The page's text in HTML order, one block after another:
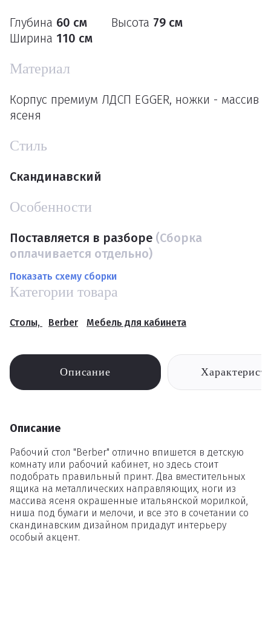
Глубина 60 см Высота 79 см
Ширина 110 см
Материал
Корпус премиум ЛДСП EGGER, ножки - массив
ясеня
Стиль
Скандинавский
Особенности
Поставляется в разборе (Сборка
оплачивается отдельно)
Показать схему сборки
Категории товара
Столы, Berber Мебель для кабинета
Описание
Описание
Рабочий стол "Berber" отлично впишется в детскую
комнату или рабочий кабинет, но здесь стоит
подобрать правильный принт. Два вместительных
ящика на металлических направляющих, ноги из
массива ясеня окрашенные итальянской морилкой,
ниша под бумаги и мелочи, и все это в сочетании со
скандинавским дизайном придадут интерьеру
особый акцент.